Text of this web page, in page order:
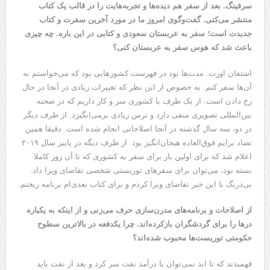
سرفینگ. بعد از سفر هم دیده‌ها و تجربه‌هایت را در قالب یک کتاب
منتشر می‌کنی. گفت‌وگوی امروز ما در مورد آخرین سفرت و کتاب
جدیدت است؛ سفر به عربستان سعودی و کتابی در این باره. چه چیزی
باعث شد که هوس سفر به عربستان کنی؟
اشتفان اورت: مدت‌ها بود در فهرست کشور‌هایی بود که می‌خواستم به
آن‌ها سفر کنم. به خصوص از این نظر که تغییرات زیادی در آنجا در حال
رخ دادن است. از یک طرف با کشوری سر و کار داریم که در صحنه
بین‌المللی تصویری منفی دارد و ترس زیادی برمی‌انگیزد. از طرف دیگر
در دو، سه سال گذشته در آنجا اصلاحاتی انجام شده است. دقیقا همین
تضاد برایم فوق‌العاده هیجان‌انگیز بود. از طرف دیگه در پاییز سال ۲۰۱۹
اعلام شد که برای اولین بار برای سفر به کشوری که تا آن روز کاملا
بسته بود، می‌توان برای سفر‌های توریستی شخصی تقاضای ویزا داد.
بی‌درنگ با این خبر تقاضای ویزا کردم و برای کتاب بعدی‌ام برنامه ریختم.
از اصلاحات و برنامه‌های مدرن‌سازی حرف می‌زنی و از اینکه به یکباره
در‌ها را برای گردشگران بازکرده‌اند. چرا یکدفعه در بالاترین سطوح
حکومتی توریست‌ها محبوب شده‌اند؟
فهمیدند که تا ابد نمی‌توان با درآمد نفت سر کرد و بعد از نفت باید